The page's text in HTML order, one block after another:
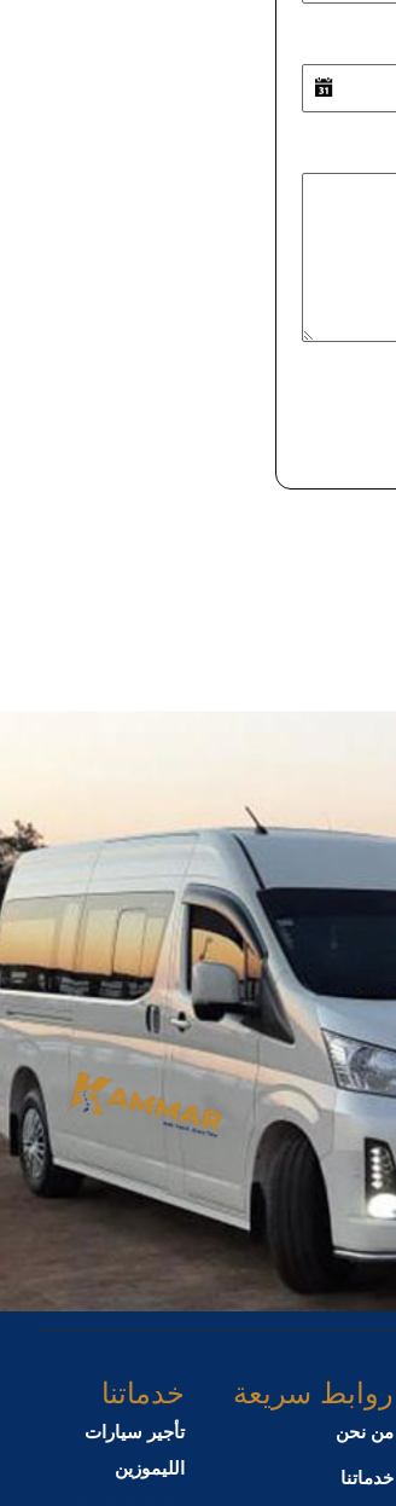
روابط سريعة
من نحن
خدماتنا
خدماتنا
تأجير سيارات
الليموزين